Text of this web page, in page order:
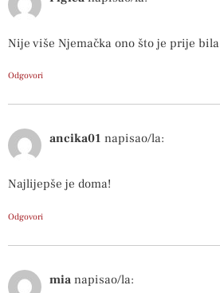
Nije više Njemačka ono što je prije bila
Odgovori
ancika01 napisao/la:
Najlijepše je doma!
Odgovori
mia napisao/la: